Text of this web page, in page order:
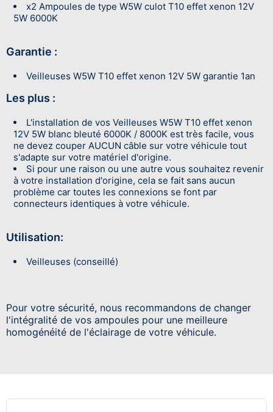
x2 Ampoules de type W5W culot T10 effet xenon 12V
5W 6000K
Garantie :
Veilleuses W5W T10 effet xenon 12V 5W garantie 1an
Les plus :
L'installation de vos Veilleuses W5W T10 effet xenon
12V 5W blanc bleuté 6000K / 8000K est très facile, vous
ne devez couper AUCUN câble sur votre véhicule tout
s'adapte sur votre matériel d'origine.
Si pour une raison ou une autre vous souhaitez revenir
à votre installation d'origine, cela se fait sans aucun
problème car toutes les connexions se font par
connecteurs identiques à votre véhicule.
Utilisation:
Veilleuses (conseillé)
Pour votre sécurité, nous recommandons de changer
l'intégralité de vos ampoules pour une meilleure
homogénéité de l'éclairage de votre véhicule.